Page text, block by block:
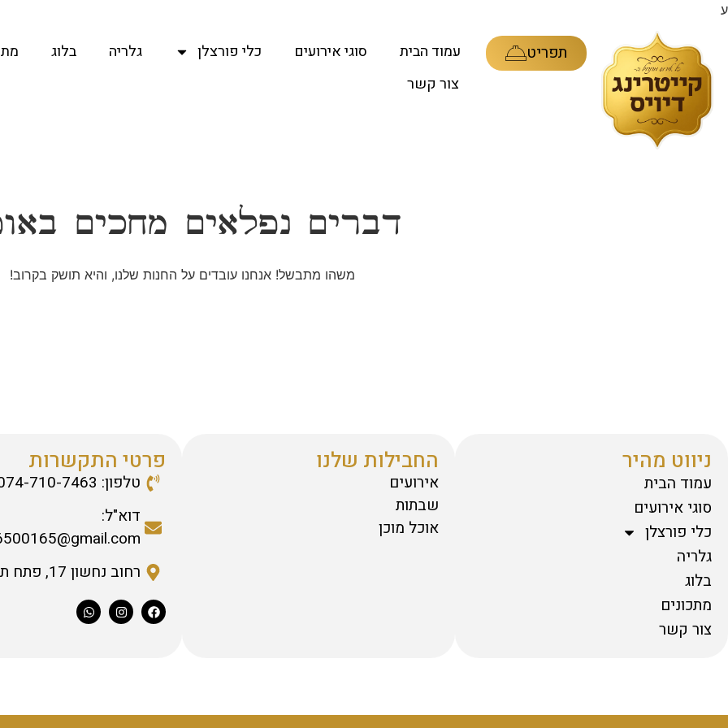
ע
תפריט עמוד הבית סוגי אירועים כלי פורצלן גלריה בלוג
צור קשר
דברים נפלאים מחכים
משהו מתבשל! אנחנו עובדים על החנות שלנו, והיא תושק בקרוב!
ניווט מהיר
עמוד הבית
סוגי אירועים
כלי פורצלן
גלריה
בלוג
מתכונים
צור קשר
החבילות שלנו
אירועים
שבתות
אוכל מוכן
פרטי התקשרות
טלפון: 074-710-7463
דוא"ל:
רחוב נחשון 17, פתח תקווה